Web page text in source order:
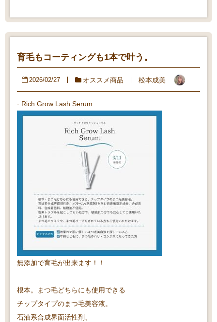
育毛もコーティングも1本で叶う。
2026/02/27 オススメ商品 松本成美
⁃ Rich Grow Lash Serum
⁡無添加で育毛が出来ます！！⁡
根本。まつ毛どちらにも使用できる
チップタイプのまつ毛美容液。
石油系合成界面活性剤、